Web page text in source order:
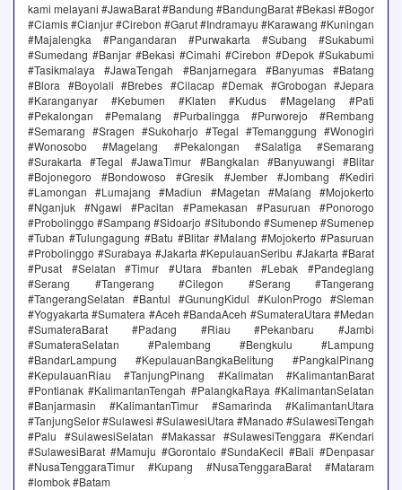
kami melayani #JawaBarat #Bandung #BandungBarat #Bekasi #Bogor
#Ciamis #Cianjur #Cirebon #Garut #Indramayu #Karawang #Kuningan
#Majalengka #Pangandaran #Purwakarta #Subang #Sukabumi
#Sumedang #Banjar #Bekasi #Cimahi #Cirebon #Depok #Sukabumi
#Tasikmalaya #JawaTengah #Banjarnegara #Banyumas #Batang
#Blora #Boyolali #Brebes #Cilacap #Demak #Grobogan #Jepara
#Karanganyar #Kebumen #Klaten #Kudus #Magelang #Pati
#Pekalongan #Pemalang #Purbalingga #Purworejo #Rembang
#Semarang #Sragen #Sukoharjo #Tegal #Temanggung #Wonogiri
#Wonosobo #Magelang #Pekalongan #Salatiga #Semarang
#Surakarta #Tegal #JawaTimur #Bangkalan #Banyuwangi #Blitar
#Bojonegoro #Bondowoso #Gresik #Jember #Jombang #Kediri
#Lamongan #Lumajang #Madiun #Magetan #Malang #Mojokerto
#Nganjuk #Ngawi #Pacitan #Pamekasan #Pasuruan #Ponorogo
#Probolinggo #Sampang #Sidoarjo #Situbondo #Sumenep #Sumenep
#Tuban #Tulungagung #Batu #Blitar #Malang #Mojokerto #Pasuruan
#Probolinggo #Surabaya #Jakarta #KepulauanSeribu #Jakarta #Barat
#Pusat #Selatan #Timur #Utara #banten #Lebak #Pandeglang
#Serang #Tangerang #Cilegon #Serang #Tangerang
#TangerangSelatan #Bantul #GunungKidul #KulonProgo #Sleman
#Yogyakarta #Sumatera #Aceh #BandaAceh #SumateraUtara #Medan
#SumateraBarat #Padang #Riau #Pekanbaru #Jambi
#SumateraSelatan #Palembang #Bengkulu #Lampung
#BandarLampung #KepulauanBangkaBelitung #PangkalPinang
#KepulauanRiau #TanjungPinang #Kalimatan #KalimantanBarat
#Pontianak #KalimantanTengah #PalangkaRaya #KalimantanSelatan
#Banjarmasin #KalimantanTimur #Samarinda #KalimantanUtara
#TanjungSelor #Sulawesi #SulawesiUtara #Manado #SulawesiTengah
#Palu #SulawesiSelatan #Makassar #SulawesiTenggara #Kendari
#SulawesiBarat #Mamuju #Gorontalo #SundaKecil #Bali #Denpasar
#NusaTenggaraTimur #Kupang #NusaTenggaraBarat #Mataram
#lombok #Batam